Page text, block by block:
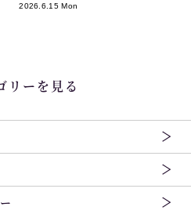
2026.6.15 Mon
リーを見る